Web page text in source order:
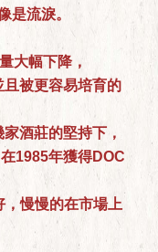
是流淚。
大幅下降，
且被更容易培育的
酒莊的堅持下，
1985年獲得DOC
慢慢的在市場上